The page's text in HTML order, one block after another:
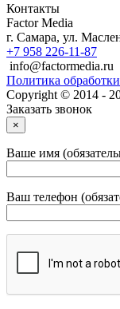
Контакты
Factor Media
г. Самара, ул.
+7 958 226-11-87
info@factormedia.ru
Политика
Copyright © 2014 -
Заказать звонок
×
Ваше имя
Ваш телефон